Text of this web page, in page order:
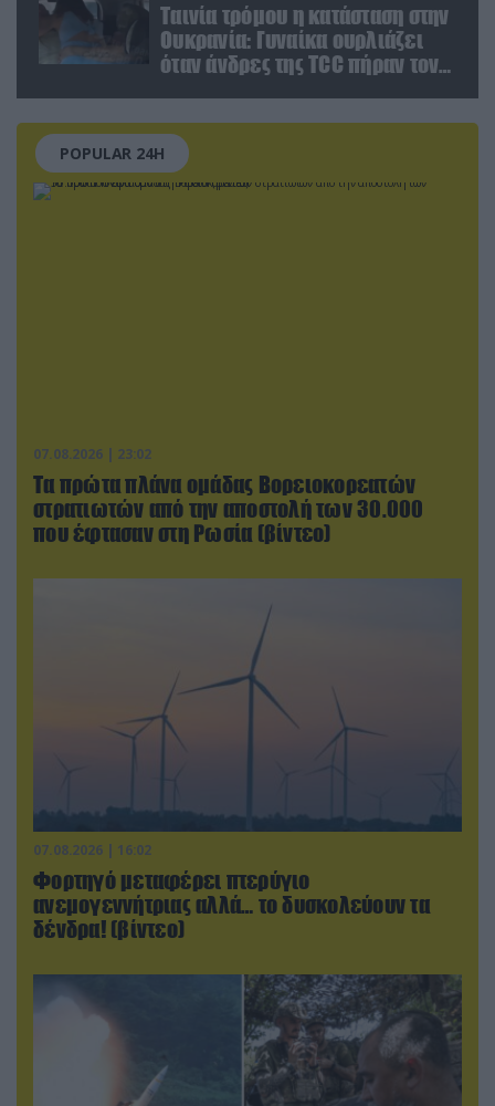
Ταινία τρόμου η κατάσταση στην
Ουκρανία: Γυναίκα ουρλιάζει
όταν άνδρες της TCC πήραν τον
POPULAR 24H
07.08.2026 | 23:02
Τα πρώτα πλάνα ομάδας Βορειοκορεατών
στρατιωτών από την αποστολή των 30.000
που έφτασαν στη Ρωσία (βίντεο)
07.08.2026 | 16:02
Φορτηγό μεταφέρει πτερύγιο
ανεμογεννήτριας αλλά… το δυσκολεύουν τα
δένδρα! (βίντεο)